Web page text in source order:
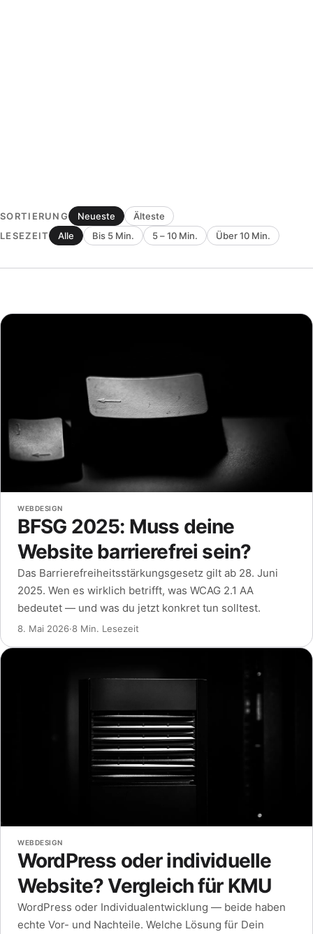
SORTIERUNG Neueste
Älteste
LESEZEIT
Alle Bis 5 Min. 5 – 10 Min. Über 10 Min.
WEBDESIGN
BFSG 2025: Muss deine
Website barrierefrei sein?
Das Barrierefreiheitsstärkungsgesetz gilt ab 28. Juni
2025. Wen es wirklich betrifft, was WCAG 2.1 AA
bedeutet — und was du jetzt konkret tun solltest.
8. Mai 2026·8 Min. Lesezeit
WEBDESIGN
WordPress oder individuelle
Website? Vergleich für KMU
WordPress oder Individualentwicklung — beide haben
echte Vor- und Nachteile. Welche Lösung für Dein